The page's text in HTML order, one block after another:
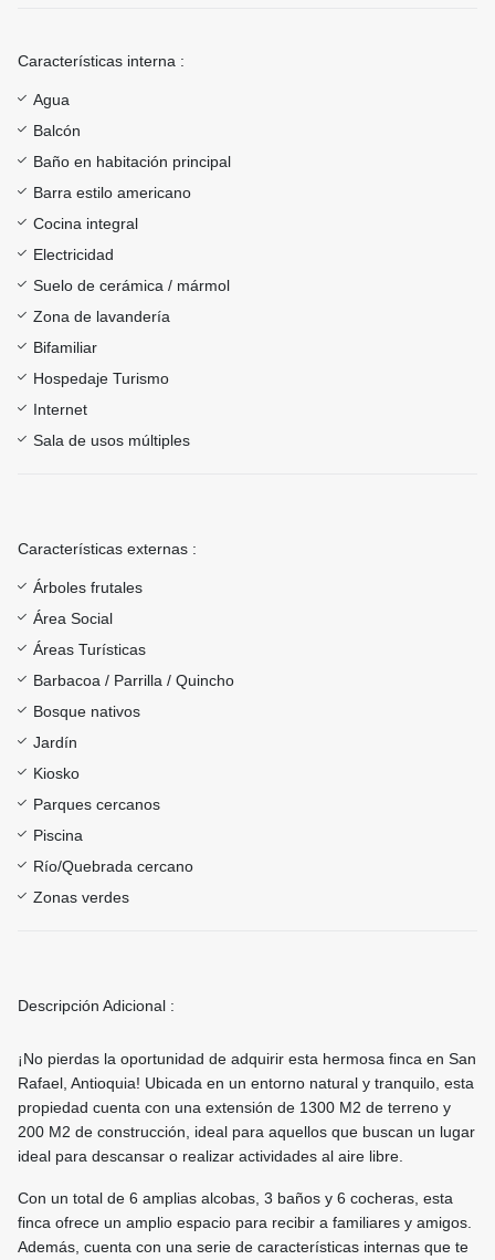
Características interna :
Agua
Balcón
Baño en habitación principal
Barra estilo americano
Cocina integral
Electricidad
Suelo de cerámica / mármol
Zona de lavandería
Bifamiliar
Hospedaje Turismo
Internet
Sala de usos múltiples
Características externas :
Árboles frutales
Área Social
Áreas Turísticas
Barbacoa / Parrilla / Quincho
Bosque nativos
Jardín
Kiosko
Parques cercanos
Piscina
Río/Quebrada cercano
Zonas verdes
Descripción Adicional :
¡No pierdas la oportunidad de adquirir esta hermosa finca en San
Rafael, Antioquia! Ubicada en un entorno natural y tranquilo, esta
propiedad cuenta con una extensión de 1300 M2 de terreno y
200 M2 de construcción, ideal para aquellos que buscan un lugar
ideal para descansar o realizar actividades al aire libre.
Con un total de 6 amplias alcobas, 3 baños y 6 cocheras, esta
finca ofrece un amplio espacio para recibir a familiares y amigos.
Además, cuenta con una serie de características internas que te